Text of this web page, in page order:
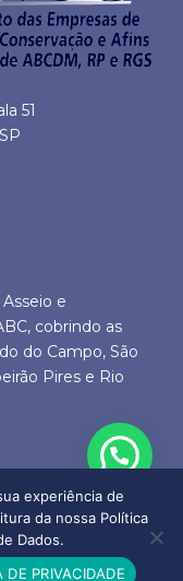
51
e
cobrindo as
do Campo, São
Pires e Rio
autorais reservados
experiência de
da nossa Política
Dados.
DE PRIVACIDADE